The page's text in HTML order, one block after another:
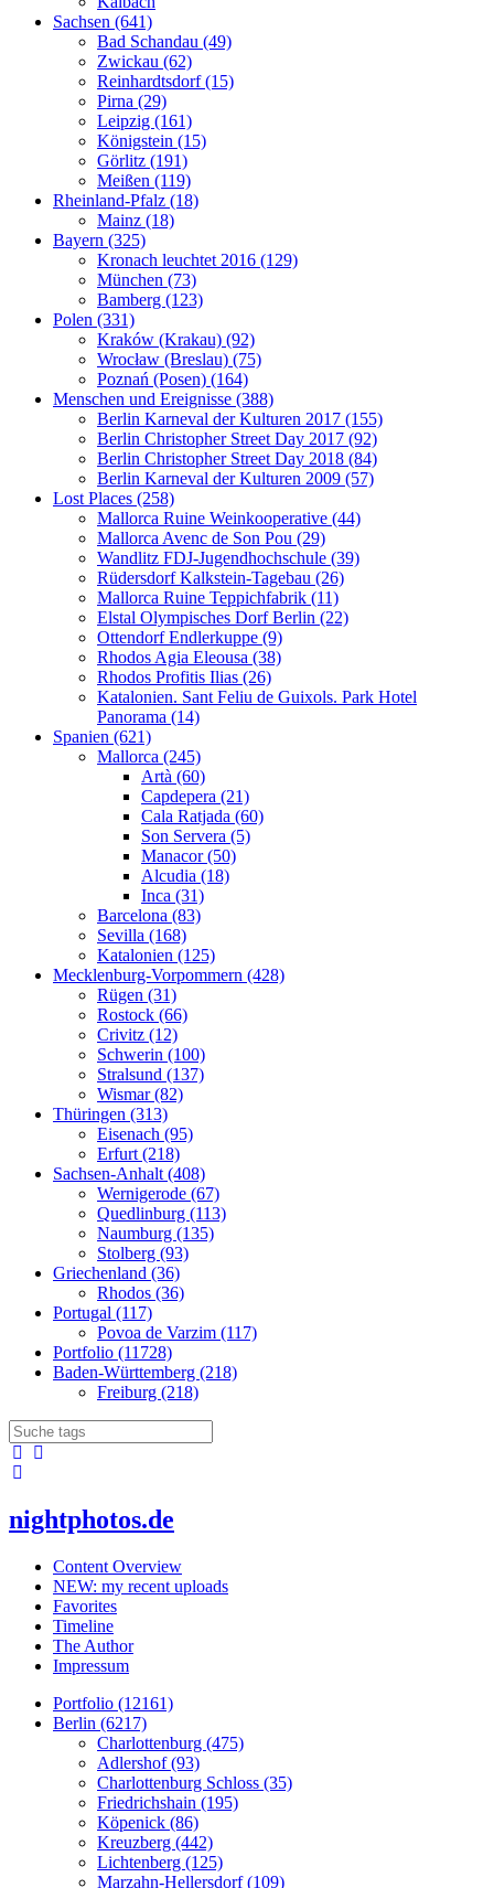
Sachsen (641)
Bad Schandau (49)
Zwickau (62)
Reinhardtsdorf (15)
Pirna (29)
Leipzig (161)
Königstein (15)
Görlitz (191)
Meißen (119)
Rheinland-Pfalz (18)
Mainz (18)
Bayern (325)
Kronach leuchtet 2016 (129)
München (73)
Bamberg (123)
Polen (331)
Kraków (Krakau) (92)
Wrocław (Breslau) (75)
Poznań (Posen) (164)
Menschen und Ereignisse (388)
Berlin Karneval der Kulturen 2017 (155)
Berlin Christopher Street Day 2017 (92)
Berlin Christopher Street Day 2018 (84)
Berlin Karneval der Kulturen 2009 (57)
Lost Places (258)
Mallorca Ruine Weinkooperative (44)
Mallorca Avenc de Son Pou (29)
Wandlitz FDJ-Jugendhochschule (39)
Rüdersdorf Kalkstein-Tagebau (26)
Mallorca Ruine Teppichfabrik (11)
Elstal Olympisches Dorf Berlin (22)
Ottendorf Endlerkuppe (9)
Rhodos Agia Eleousa (38)
Rhodos Profitis Ilias (26)
Katalonien. Sant Feliu de Guixols. Park Hotel
Panorama (14)
Spanien (621)
Mallorca (245)
Artà (60)
Capdepera (21)
Cala Ratjada (60)
Son Servera (5)
Manacor (50)
Alcudia (18)
Inca (31)
Barcelona (83)
Sevilla (168)
Katalonien (125)
Mecklenburg-Vorpommern (428)
Rügen (31)
Rostock (66)
Crivitz (12)
Schwerin (100)
Stralsund (137)
Wismar (82)
Thüringen (313)
Eisenach (95)
Erfurt (218)
Sachsen-Anhalt (408)
Wernigerode (67)
Quedlinburg (113)
Naumburg (135)
Stolberg (93)
Griechenland (36)
Rhodos (36)
Portugal (117)
Povoa de Varzim (117)
Portfolio (11728)
Baden-Württemberg (218)
Freiburg (218)
nightphotos.de
Content Overview
NEW: my recent uploads
Favorites
Timeline
The Author
Impressum
Portfolio (12161)
Berlin (6217)
Charlottenburg (475)
Adlershof (93)
Charlottenburg Schloss (35)
Friedrichshain (195)
Köpenick (86)
Kreuzberg (442)
Lichtenberg (125)
Marzahn-Hellersdorf (109)